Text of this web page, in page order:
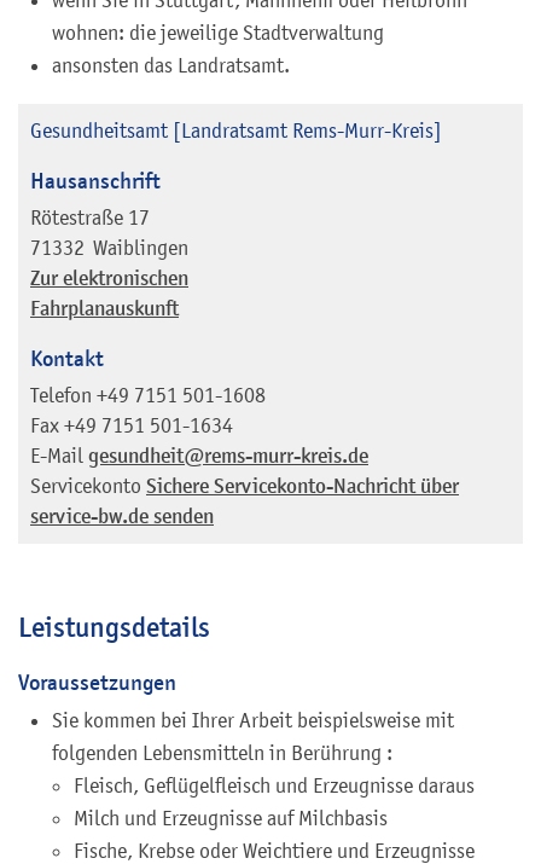
wohnen: die jeweilige Stadtverwaltung
ansonsten das Landratsamt.
Gesundheitsamt [Landratsamt Rems-Murr-Kreis]
Hausanschrift
Rötestraße 17
71332 Waiblingen
Zur elektronischen
Fahrplanauskunft
Kontakt
Telefon +49 7151 501-1608
Fax +49 7151 501-1634
E-Mail gesundheit@rems-murr-kreis.de
Servicekonto Sichere Servicekonto-Nachricht über
service-bw.de senden
Leistungsdetails
Voraussetzungen
Sie kommen bei Ihrer Arbeit beispielsweise mit
folgenden Lebensmitteln in Berührung :
Fleisch, Geflügelfleisch und Erzeugnisse daraus
Milch und Erzeugnisse auf Milchbasis
Fische, Krebse oder Weichtiere und Erzeugnisse